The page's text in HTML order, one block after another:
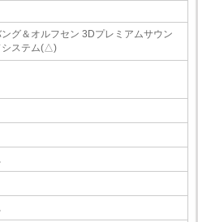
グ＆オルフセン 3Dプレミアムサウン
システム(△)